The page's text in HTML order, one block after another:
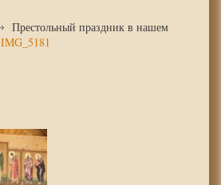
Престольный праздник в нашем
IMG_5181